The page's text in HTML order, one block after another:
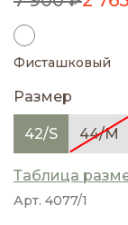
Фисташковый
Размер
42/S 44/M
Таблица
Арт. 4077/1